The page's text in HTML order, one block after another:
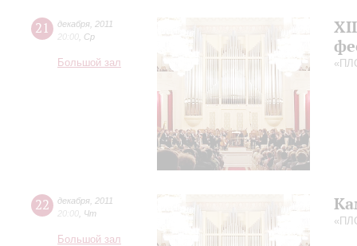
21 декабря 2011
20:00 Ср
Большой зал
22 декабря 2011
20:00 Чт
Большой зал